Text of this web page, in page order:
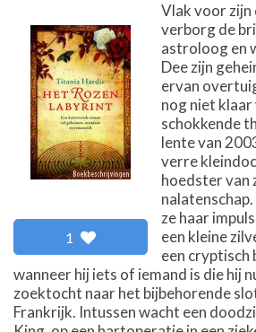
1
Vlak voor zijn
verborg de
astroloog en
Dee zijn
ervan
nog niet
schokkende
lente van
verre
hoedster van
ze haar
een kleine
een cryptisch
wanneer hij iets of iemand is die hij
zoektocht naar het bijbehorende
Frankrijk. Intussen wacht een